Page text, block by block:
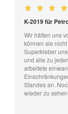
K-2019 für
Wir hätten uns
können sie
Superkleber
und alle zu
arbeitete
Standes an.
wieder zu sehen!